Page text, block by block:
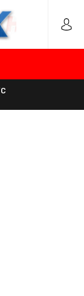
Konuştu: “Bu
ve Memleket